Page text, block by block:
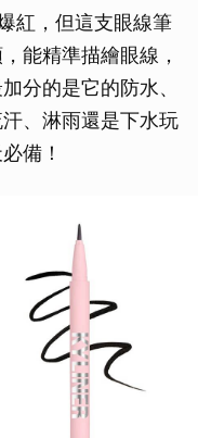
紅，但這支眼線筆
能精準描繪眼線，
分的是它的防水、
、淋雨還是下水玩
備！